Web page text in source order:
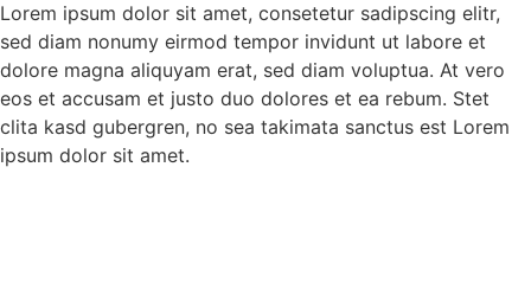
Lorem ipsum dolor sit amet, consetetur sadipscing elitr,
sed diam nonumy eirmod tempor invidunt ut labore et
dolore magna aliquyam erat, sed diam voluptua. At vero
eos et accusam et justo duo dolores et ea rebum. Stet
clita kasd gubergren, no sea takimata sanctus est Lorem
ipsum dolor sit amet.